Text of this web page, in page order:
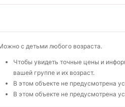
с детьми любого возраста.
Чтобы увидеть точные цены и
вашей группе и их возраст.
В этом объекте не предусмотрена
В этом объекте не предусмотрена